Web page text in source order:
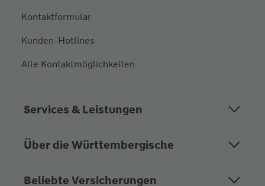
Kontaktformular
Kunden-Hotlines
Alle Kontaktmöglichkeiten
Services & Leistungen
Über die Württembergische
Beliebte Versicherungen